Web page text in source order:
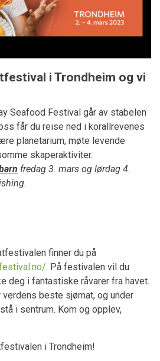
i Trondheim og vi
Seafood Festival går av stabelen
får du reise ned i korallrevenes
planetarium, møte levende
skaperaktiviter.
fredag 3. mars og lørdag 4.
finner du på
. På festivalen vil du
deg i fantastiske råvarer fra havet.
verdens beste sjømat, og under
i sentrum. Kom og opplev,
i Trondheim!